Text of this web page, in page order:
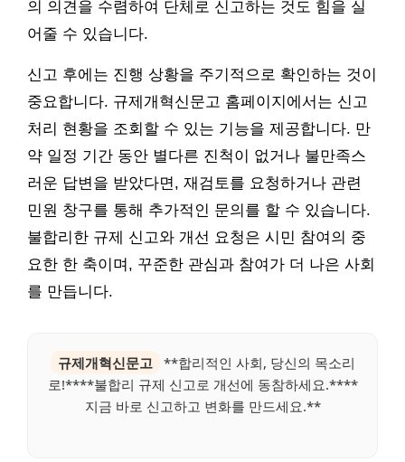
의 의견을 수렴하여 단체로 신고하는 것도 힘을 실
어줄 수 있습니다.
신고 후에는 진행 상황을 주기적으로 확인하는 것이
중요합니다. 규제개혁신문고 홈페이지에서는 신고
처리 현황을 조회할 수 있는 기능을 제공합니다. 만
약 일정 기간 동안 별다른 진척이 없거나 불만족스
러운 답변을 받았다면, 재검토를 요청하거나 관련
민원 창구를 통해 추가적인 문의를 할 수 있습니다.
불합리한 규제 신고와 개선 요청은 시민 참여의 중
요한 한 축이며, 꾸준한 관심과 참여가 더 나은 사회
를 만듭니다.
규제개혁신문고
**합리적인 사회, 당신의 목소리
로!****불합리 규제 신고로 개선에 동참하세요.****
지금 바로 신고하고 변화를 만드세요.**